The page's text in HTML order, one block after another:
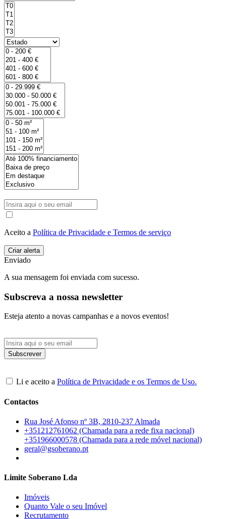
Aceito a Política de Privacidade e Termos de serviço
Enviado
A sua mensagem foi enviada com sucesso.
Subscreva a nossa newsletter
Esteja atento a novas campanhas e a novos eventos!
Li e aceito a Política de Privacidade e os Termos de Uso.
Contactos
Rua José Afonso nº 3B, 2810-237 Almada
+351212761062 (Chamada para a rede fixa nacional)
+351966000578 (Chamada para a rede móvel nacional)
geral@gsoberano.pt
Limite Soberano Lda
Imóveis
Quanto Vale o seu Imóvel
Recrutamento